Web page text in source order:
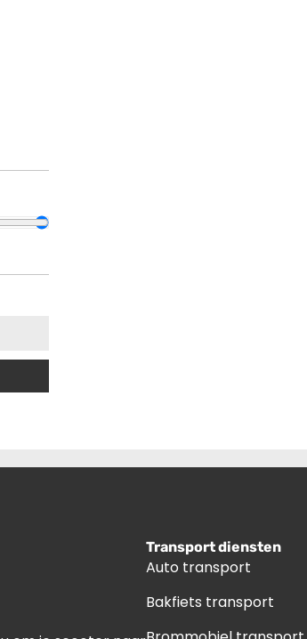
Transport diensten
Auto transport
Bakfiets transport